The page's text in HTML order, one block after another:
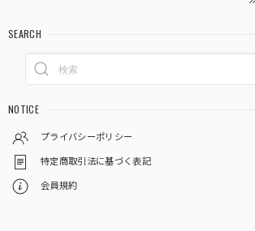
SEARCH
NOTICE
プライバシーポリシー
特定商取引法に基づく表記
会員規約